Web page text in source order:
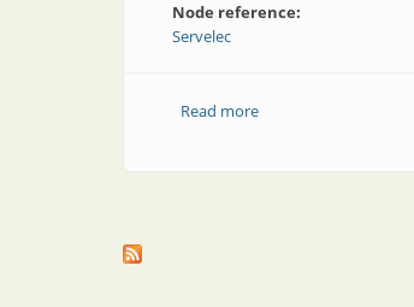
Node reference:
Servelec
Read moreabout Por qué elegir